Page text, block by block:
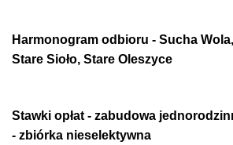
Harmonogram odbioru - Sucha
Stare Sioło, Stare Oleszyce
Stawki opłat - zabudowa
- zbiórka nieselektywna